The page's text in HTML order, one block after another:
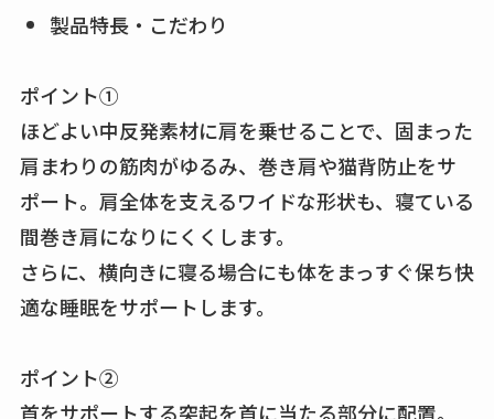
​製品特長・こだわり
ポイント①
ほどよい中反発素材に肩を乗せることで、固まった
肩まわりの筋肉がゆるみ、巻き肩や猫背防止をサ
ポート。肩全体を支えるワイドな形状も、寝ている
間巻き肩になりにくくします。
さらに、横向きに寝る場合にも体をまっすぐ保ち快
適な睡眠をサポートします。
ポイント②
首をサポートする突起を首に当たる部分に配置。